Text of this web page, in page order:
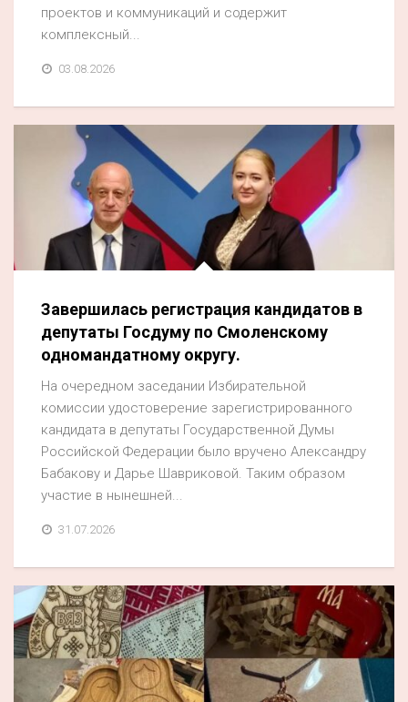
проектов и коммуникаций и содержит
комплексный...
03.08.2026
Завершилась регистрация кандидатов в
депутаты Госдуму по Смоленскому
одномандатному округу.
На очередном заседании Избирательной
комиссии удостоверение зарегистрированного
кандидата в депутаты Государственной Думы
Российской Федерации было вручено Александру
Бабакову и Дарье Шавриковой. Таким образом
участие в нынешней...
31.07.2026